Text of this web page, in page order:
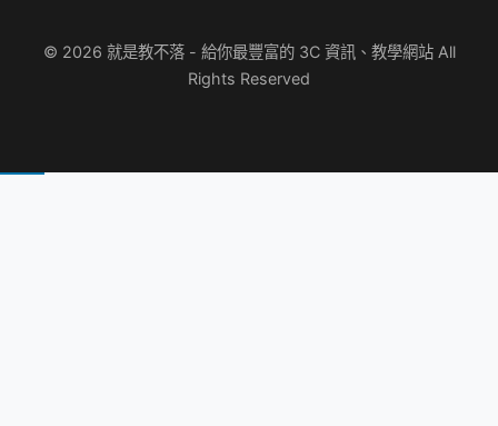
© 2026 就是教不落 - 給你最豐富的 3C 資訊、教學網站 All
Rights Reserved